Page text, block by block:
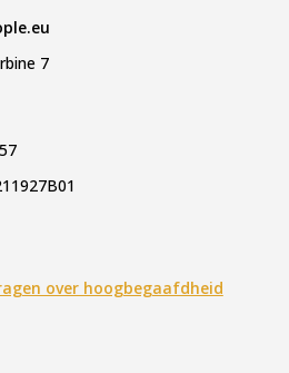
7
over hoogbegaafdheid